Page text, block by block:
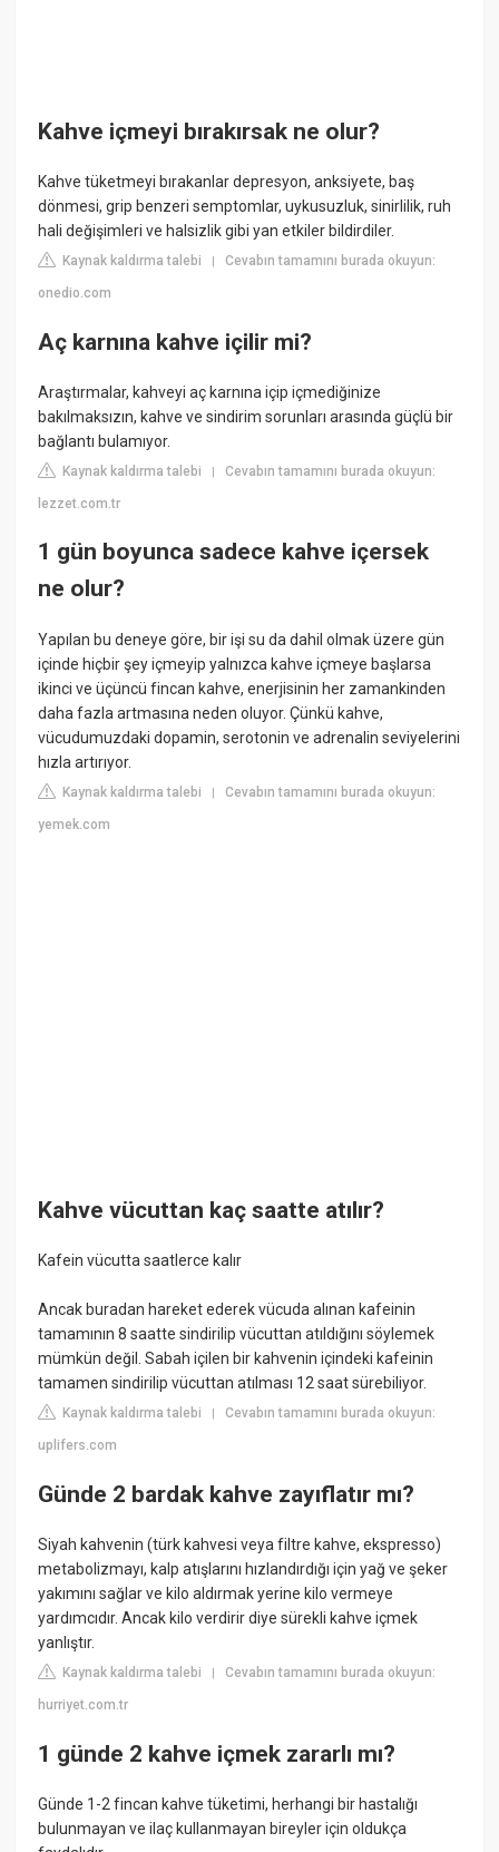
Kahve içmeyi bırakırsak ne olur?
Kahve tüketmeyi bırakanlar depresyon, anksiyete, baş
dönmesi, grip benzeri semptomlar, uykusuzluk, sinirlilik, ruh
hali değişimleri ve halsizlik gibi yan etkiler bildirdiler.
Kaynak kaldırma talebi |Cevabın tamamını burada okuyun:
onedio.com
Aç karnına kahve içilir mi?
Araştırmalar, kahveyi aç karnına içip içmediğinize
bakılmaksızın, kahve ve sindirim sorunları arasında güçlü bir
bağlantı bulamıyor.
Kaynak kaldırma talebi |Cevabın tamamını burada okuyun:
lezzet.com.tr
1 gün boyunca sadece kahve içersek
ne olur?
Yapılan bu deneye göre, bir işi su da dahil olmak üzere gün
içinde hiçbir şey içmeyip yalnızca kahve içmeye başlarsa
ikinci ve üçüncü fincan kahve, enerjisinin her zamankinden
daha fazla artmasına neden oluyor. Çünkü kahve,
vücudumuzdaki dopamin, serotonin ve adrenalin seviyelerini
hızla artırıyor.
Kaynak kaldırma talebi |Cevabın tamamını burada okuyun:
yemek.com
Kahve vücuttan kaç saatte atılır?
Kafein vücutta saatlerce kalır
Ancak buradan hareket ederek vücuda alınan kafeinin
tamamının 8 saatte sindirilip vücuttan atıldığını söylemek
mümkün değil. Sabah içilen bir kahvenin içindeki kafeinin
tamamen sindirilip vücuttan atılması 12 saat sürebiliyor.
Kaynak kaldırma talebi |Cevabın tamamını burada okuyun:
uplifers.com
Günde 2 bardak kahve zayıflatır mı?
Siyah kahvenin (türk kahvesi veya filtre kahve, ekspresso)
metabolizmayı, kalp atışlarını hızlandırdığı için yağ ve şeker
yakımını sağlar ve kilo aldırmak yerine kilo vermeye
yardımcıdır. Ancak kilo verdirir diye sürekli kahve içmek
yanlıştır.
Kaynak kaldırma talebi |Cevabın tamamını burada okuyun:
hurriyet.com.tr
1 günde 2 kahve içmek zararlı mı?
Günde 1-2 fincan kahve tüketimi, herhangi bir hastalığı
bulunmayan ve ilaç kullanmayan bireyler için oldukça